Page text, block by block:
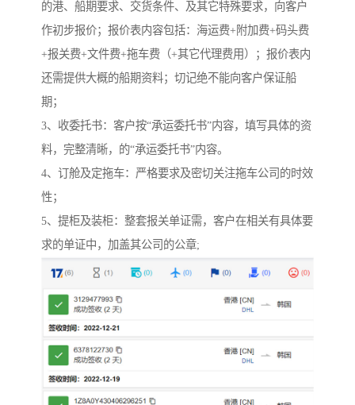
的港、船期要求、交货条件、及其它特殊要求，向客户
作初步报价；报价表内容包括：海运费+附加费+码头费
+报关费+文件费+拖车费（+其它代理费用）；报价表内
还需提供大概的船期资料；切记绝不能向客户保证船
期；
3、收委托书：客户按“承运委托书”内容，填写具体的资
料，完整清晰，的“承运委托书”内容。
4、订舱及定拖车：严格要求及密切关注拖车公司的时效
性；
5、提柜及装柜：整套报关单证需，客户在相关有具体要
求的单证中，加盖其公司的公章;